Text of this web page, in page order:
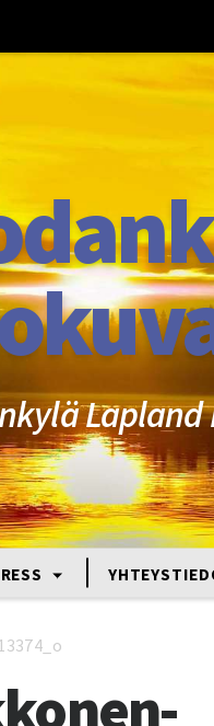
Lapland